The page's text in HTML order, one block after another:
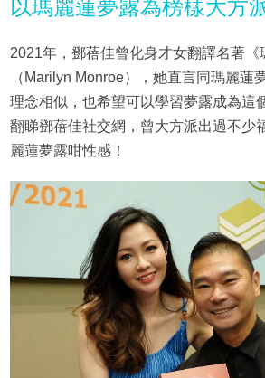
以瑪麗蓮夢露為榜樣大方
2021年，鄧蓓佳曾化身才女翻譯名著《
（Marilyn Monroe），她直言同瑪麗蓮
理念相似，也希望可以學習夢露成為這
翻睇鄧蓓佳社交網，曾大方派出過不少
麗蓮夢露咁性感！